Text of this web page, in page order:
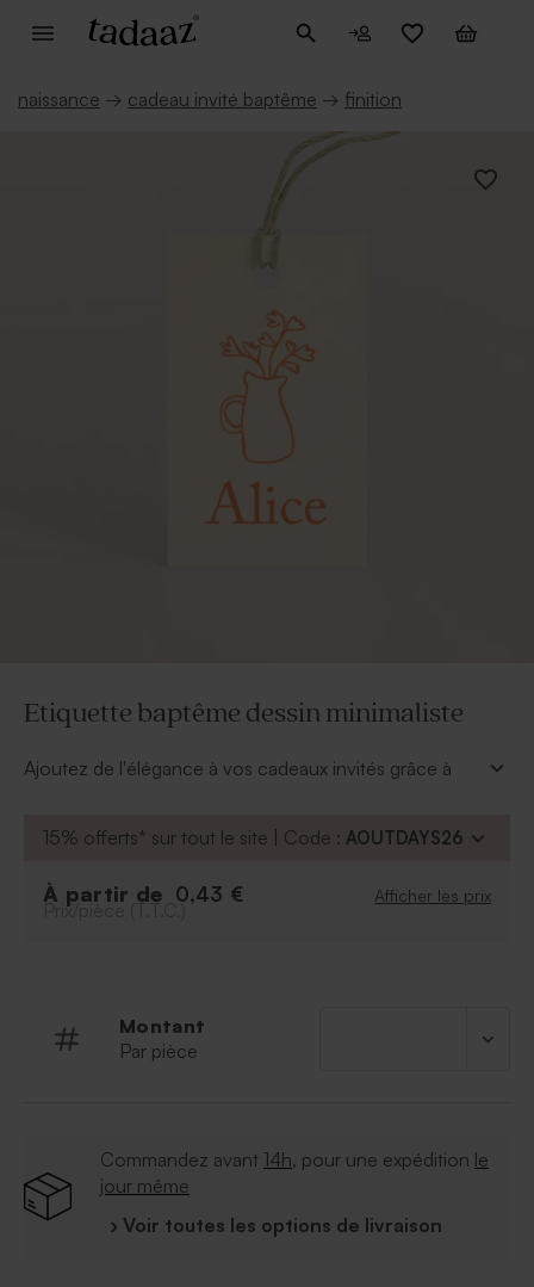
naissance → cadeau invité baptême → finition
Etiquette baptême dessin minimaliste
Ajoutez de l'élégance à vos cadeaux invités grâce à
* Cordelette nature d'environ 50 cm livrée
15% offerts* sur tout le site | Code : AOUTDAYS26
À partir de 0,43 € Afficher les prix
Prix/pièce (T.T.C.)
Montant
Par pièce
Commandez avant 14h, pour une expédition le
jour même
› Voir toutes les options de livraison